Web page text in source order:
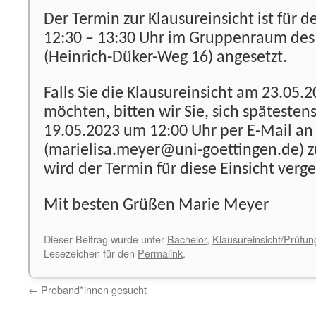
Der Termin zur Klausureinsicht ist für
12:30 – 13:30 Uhr im Gruppenraum
(Heinrich-Düker-Weg 16) angesetzt.
Falls Sie die Klausureinsicht am
möchten, bitten wir Sie, sich
19.05.2023 um 12:00 Uhr per E-Mail
(marielisa.meyer@uni-goettingen.de)
wird der Termin für diese Einsicht
Mit besten Grüßen Marie Meyer
Dieser Beitrag wurde unter Bachelor, Klausureinsicht/
Lesezeichen für den Permalink.
← Proband*innen gesucht